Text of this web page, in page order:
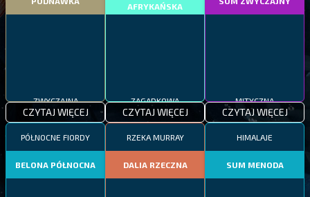
ZWYCZAJNA
CZYTAJ WIĘCEJ
AFRYKAŃSKA
ZAGADKOWA
CZYTAJ WIĘCEJ
MITYCZNA
CZYTAJ WIĘCEJ
PÓŁNOCNE FIORDY
BELONA PÓŁNOCNA
RZEKA MURRAY
DALIA RZECZNA
HIMALAJE
SUM MENODA